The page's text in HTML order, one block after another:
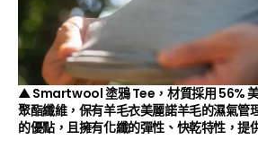
▲ Smartwool 塗鴉 Tee，材質採用 56%
聚酯纖維，保有羊毛衣美麗諾羊毛的濕氣管
的優點，且擁有化纖的彈性、快乾特性，提